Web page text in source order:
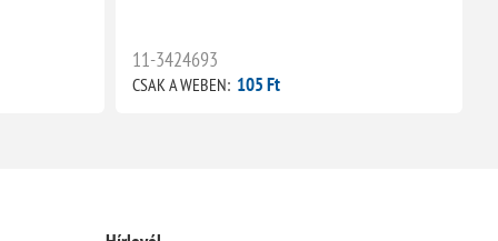
11-3424693
CSAK A WEBEN: 105 Ft